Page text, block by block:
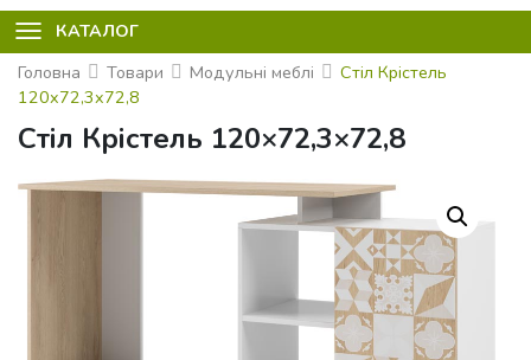
☰
КАТАЛОГ
Головна
Товари Модульні меблі
Стіл Крістель
120x72,3x72,8
Стіл Крістель 120×72,3×72,8